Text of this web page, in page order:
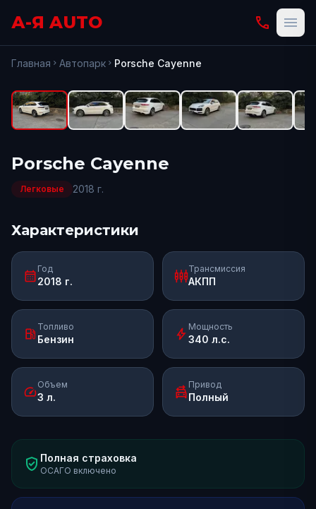
А-Я AUTO phone menu
Главная chevron_right Автопарк chevron_right Porsche Cayenne
Porsche Cayenne
Легковые 2018 г.
Характеристики
calendar_month Год
2018 г. settings_input_componentТрансмиссия
АКПП
local_gas_station Топливо
Бензин bolt Мощность
340 л.с.
speedОбъем
3 л. swap_driving_apps Привод
Полный
verified_user Полная страховка
ОСАГО включено